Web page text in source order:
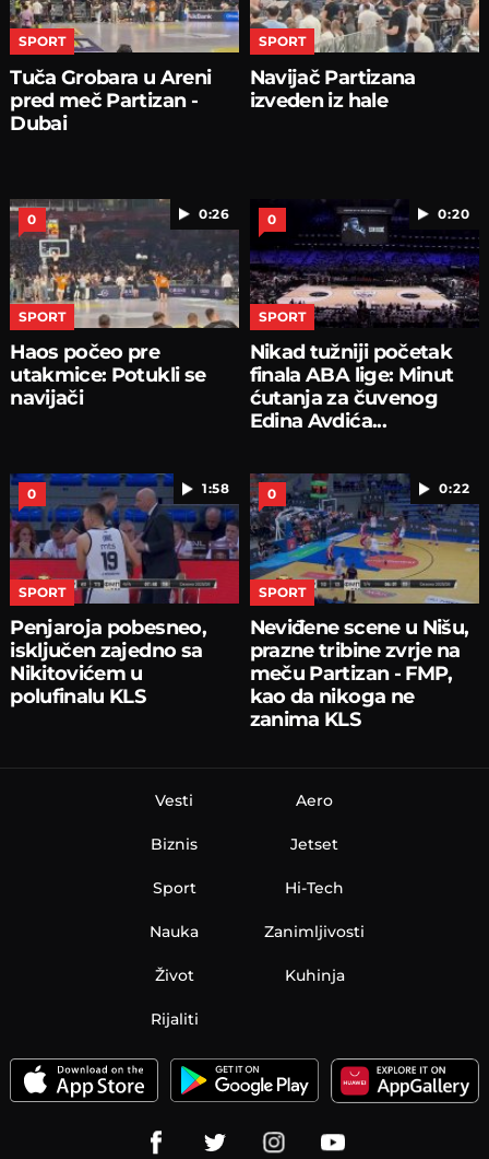
SPORT
Tuča Grobara u Areni
pred meč Partizan -
Dubai
SPORT
Navijač Partizana
izveden iz hale
0:26
0
SPORT
Haos počeo pre
utakmice: Potukli se
navijači
0:20
0
SPORT
Nikad tužniji početak
finala ABA lige: Minut
ćutanja za čuvenog
Edina Avdića...
1:58
0
SPORT
Penjaroja pobesneo,
isključen zajedno sa
Nikitovićem u
polufinalu KLS
0:22
0
SPORT
Neviđene scene u Nišu,
prazne tribine zvrje na
meču Partizan - FMP,
kao da nikoga ne
zanima KLS
Vesti
Biznis
Sport
Nauka
Aero
Jetset
Hi-Tech
Zanimljivosti
Život Kuhinja
Rijaliti